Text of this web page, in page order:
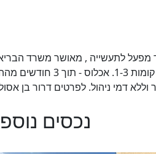
לטווח ארוך ! באזור תעשיה פ"ת, 1000 מ"ר מפעל לתעשייה , מאושר
חדרי קירור, מעלית משא, מיזוג, בור
נכסים